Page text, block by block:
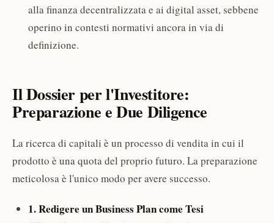
alla finanza decentralizzata e ai digital asset, sebbene
operino in contesti normativi ancora in via di
definizione.
Il Dossier per l'Investitore:
Preparazione e Due Diligence
La ricerca di capitali è un processo di vendita in cui il
prodotto è una quota del proprio futuro. La preparazione
meticolosa è l'unico modo per avere successo.
1. Redigere un Business Plan come Tesi